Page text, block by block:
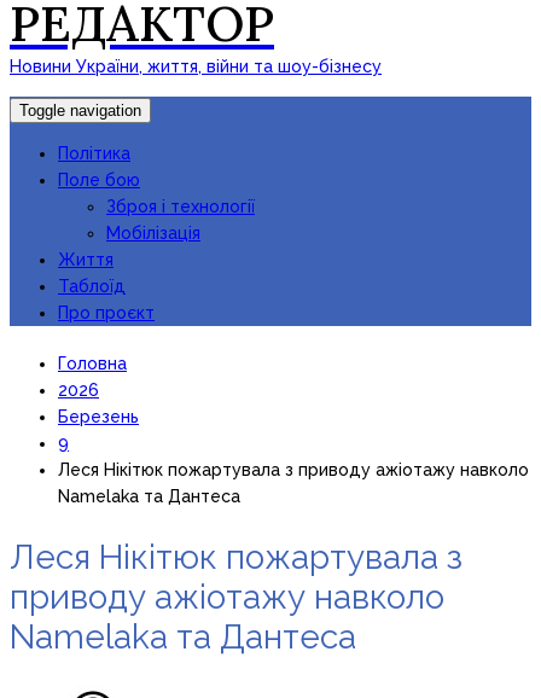
РЕДАКТОР
Новини України, життя, війни та шоу-бізнесу
Toggle navigation
Політика
Поле бою
Зброя і технології
Мобілізація
Життя
Таблоїд
Про проєкт
Головна
2026
Березень
9
Леся Нікітюк пожартувала з приводу ажіотажу навколо
Namelaka та Дантеса
Леся Нікітюк пожартувала з
приводу ажіотажу навколо
Namelaka та Дантеса